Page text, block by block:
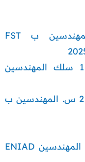
مباراة سنة 1 سلك المهندسين ب FST
نتائج نهائية مباراة السنة 1 سلك المهندسين
نتائج نهائية مباراة سنة 1 و 2 س. المهندسين ب
شفوي مباراة السنة 1 سلك المهندسين ENIAD